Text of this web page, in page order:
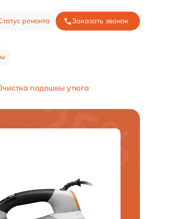
ремонта Заказать звонок
подошвы утюга